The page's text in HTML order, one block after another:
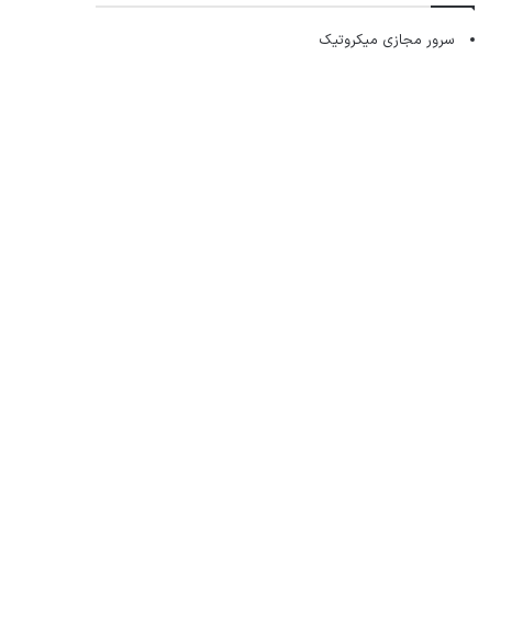
سرور مجازی میکروتیک